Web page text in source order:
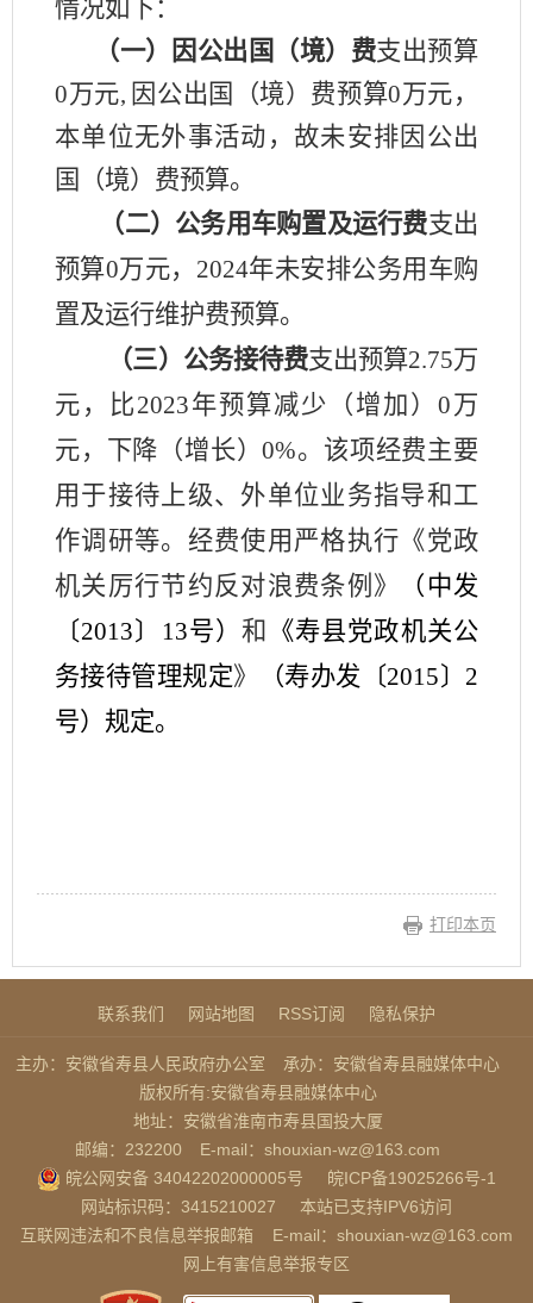
情况如下：
（一）因公出国（境）费支出预算
0万元, 因公出国（境）费预算0万元，
本单位无外事活动，故未安排因公出
国（境）费预算。
（二）公务用车购置及运行费支出
预算0万元， 2024年未安排公务用车购
置及运行维护费预算。
（三）公务接待费支出预算2.75万
元，比2023年预算减少（增加） 0万
元，下降（增长）0%。该项经费主要
用于接待上级、外单位业务指导和工
作调研等。经费使用严格执行《党政
机关厉行节约反对浪费条例》
（中发
〔2013〕 13号）和
《寿县党政机关公
务接待管理规定》 （寿办发〔2015〕 2
号）规定。
打印本页
联系我们 网站地图 RSS订阅 隐私保护
主办：安徽省寿县人民政府办公室
承办：安徽省寿县融媒体中心
版权所有:安徽省寿县融媒体中心
地址：安徽省淮南市寿县国投大厦
邮编：232200
E-mail：shouxian-wz@163.com
皖公网安备 34042202000005号
皖ICP备19025266号-1
网站标识码：3415210027
本站已支持IPV6访问
互联网违法和不良信息举报邮箱
E-mail：shouxian-wz@163.com
网上有害信息举报专区